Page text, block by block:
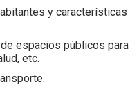
y características
espacios públicos para
etc.